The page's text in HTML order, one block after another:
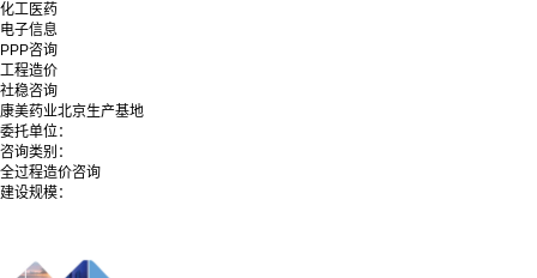
化工医药
电子信息
PPP咨询
工程造价
社稳咨询
康美药业北京生产基地
委托单位：
咨询类别：
全过程造价咨询
建设规模：